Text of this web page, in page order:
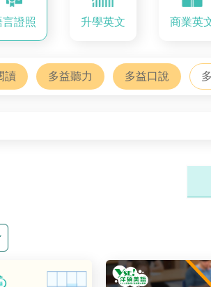
言證照 升學英文 商業英
讀 多益聽力 多益口說